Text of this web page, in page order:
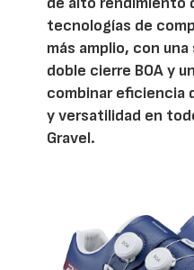
tecnologías de
más amplio, con
doble cierre BOA y
combinar eficiencia
y versatilidad en
Gravel.